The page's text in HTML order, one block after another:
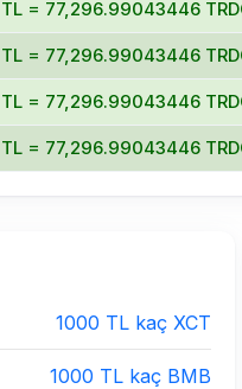
= 77,296.99043446
= 77,296.99043446
= 77,296.99043446
= 77,296.99043446
1000 TL kaç XCT
1000 TL kaç BMB